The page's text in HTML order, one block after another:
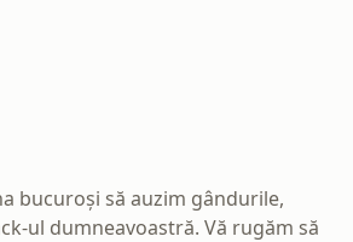
bucuroși să auzim gândurile,
ul dumneavoastră. Vă rugăm să